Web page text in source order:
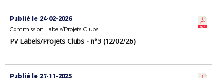
Publié le 24-02-2026
Commission Labels/Projets Clubs
PV Labels/Projets Clubs - n°3 (12/02/26)
Publié le 27-11-2025